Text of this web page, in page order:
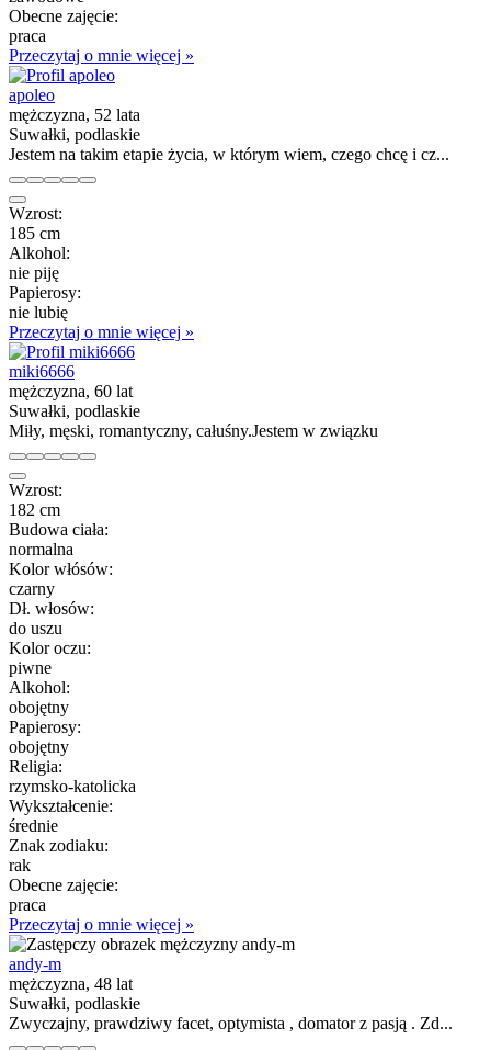
Obecne zajęcie:
praca
Przeczytaj o mnie więcej »
apoleo
mężczyzna, 52 lata
Suwałki, podlaskie
Jestem na takim etapie życia, w którym wiem, czego chcę i cz...
Wzrost:
185 cm
Alkohol:
nie piję
Papierosy:
nie lubię
Przeczytaj o mnie więcej »
miki6666
mężczyzna, 60 lat
Suwałki, podlaskie
Miły, męski, romantyczny, całuśny.Jestem w związku
Wzrost:
182 cm
Budowa ciała:
normalna
Kolor włósów:
czarny
Dł. włosów:
do uszu
Kolor oczu:
piwne
Alkohol:
obojętny
Papierosy:
obojętny
Religia:
rzymsko-katolicka
Wykształcenie:
średnie
Znak zodiaku:
rak
Obecne zajęcie:
praca
Przeczytaj o mnie więcej »
andy-m
mężczyzna, 48 lat
Suwałki, podlaskie
Zwyczajny, prawdziwy facet, optymista , domator z pasją . Zd...